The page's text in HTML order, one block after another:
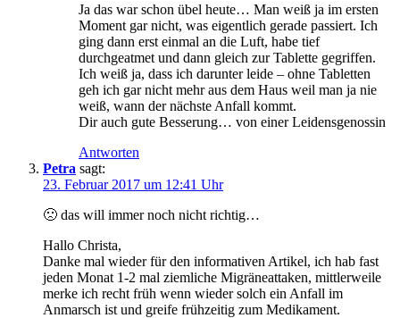
Ja das war schon übel heute… Man weiß ja im ersten
Moment gar nicht, was eigentlich gerade passiert. Ich
ging dann erst einmal an die Luft, habe tief
durchgeatmet und dann gleich zur Tablette gegriffen.
Ich weiß ja, dass ich darunter leide – ohne Tabletten
geh ich gar nicht mehr aus dem Haus weil man ja nie
weiß, wann der nächste Anfall kommt.
Dir auch gute Besserung… von einer Leidensgenossin
Antworten
Petra sagt:
23. Februar 2017 um 12:41 Uhr
🙁 das will immer noch nicht richtig…
Hallo Christa,
Danke mal wieder für den informativen Artikel, ich hab fast
jeden Monat 1-2 mal ziemliche Migräneattaken, mittlerweile
merke ich recht früh wenn wieder solch ein Anfall im
Anmarsch ist und greife frühzeitig zum Medikament.